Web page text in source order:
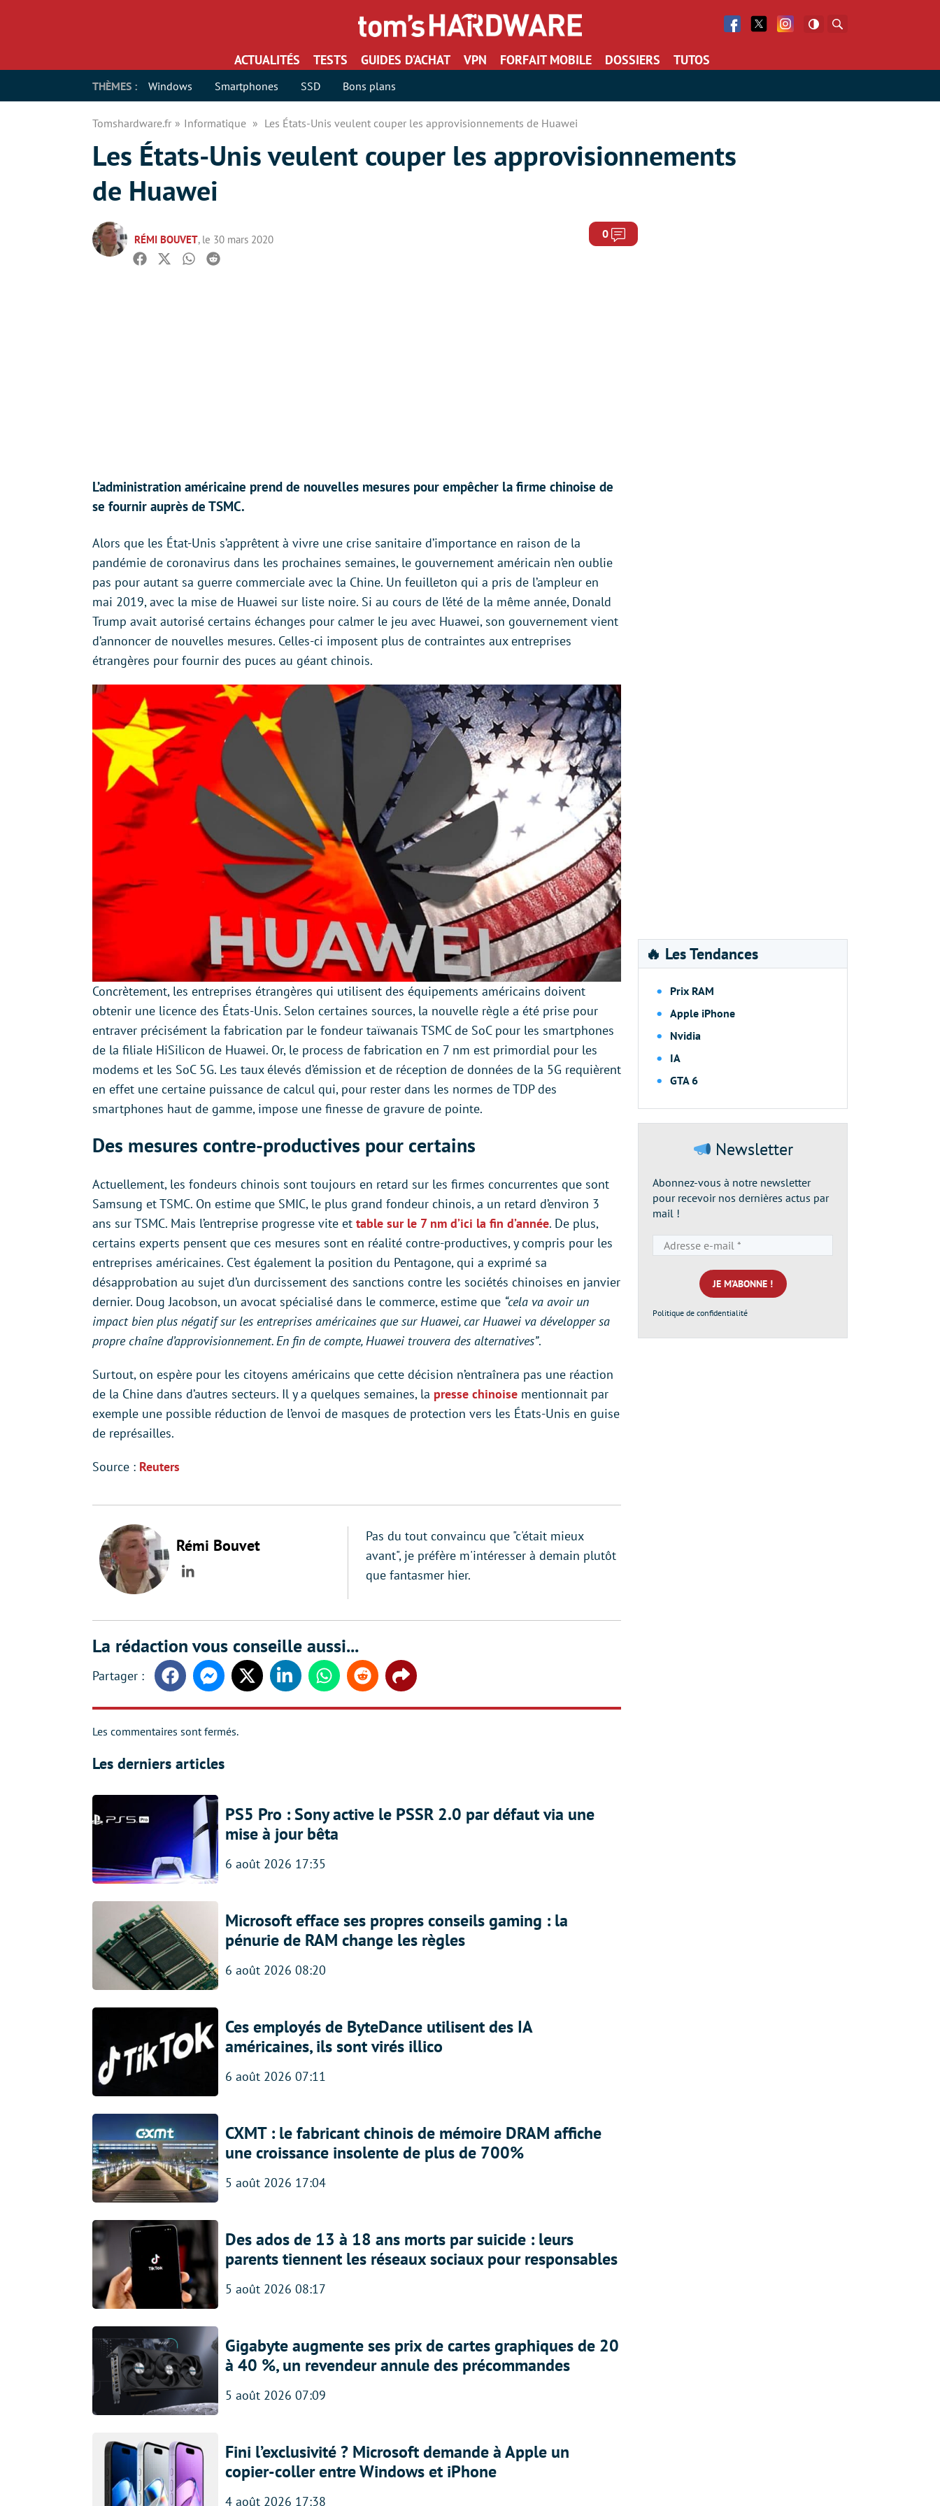
Facebook
Twitter Facebook
ACTUALITÉS TESTS GUIDES D’ACHAT VPN FORFAIT MOBILE DOSSIERS TUTOS
THÈMES : Windows Smartphones SSD Bons plans
Tomshardware.fr Informatique Les États-Unis veulent couper les approvisionnements de Huawei
Les États-Unis veulent couper les approvisionnements
de Huawei
RÉMI BOUVET, le 30 mars 2020 0 Commentaires
Facebook
TwitterWhatsapp
Reddit
L’administration américaine prend de nouvelles mesures pour empêcher la firme chinoise de
se fournir auprès de TSMC.
Alors que les État-Unis s’apprêtent à vivre une crise sanitaire d’importance en raison de la
pandémie de coronavirus dans les prochaines semaines, le gouvernement américain n’en oublie
pas pour autant sa guerre commerciale avec la Chine. Un feuilleton qui a pris de l’ampleur en
mai 2019, avec la mise de Huawei sur liste noire. Si au cours de l’été de la même année, Donald
Trump avait autorisé certains échanges pour calmer le jeu avec Huawei, son gouvernement vient
d’annoncer de nouvelles mesures. Celles-ci imposent plus de contraintes aux entreprises
étrangères pour fournir des puces au géant chinois.
Concrètement, les entreprises étrangères qui utilisent des équipements américains doivent
obtenir une licence des États-Unis. Selon certaines sources, la nouvelle règle a été prise pour
entraver précisément la fabrication par le fondeur taïwanais TSMC de SoC pour les smartphones
de la filiale HiSilicon de Huawei. Or, le process de fabrication en 7 nm est primordial pour les
modems et les SoC 5G. Les taux élevés d’émission et de réception de données de la 5G requièrent
en effet une certaine puissance de calcul qui, pour rester dans les normes de TDP des
smartphones haut de gamme, impose une finesse de gravure de pointe.
Des mesures contre-productives pour certains
Actuellement, les fondeurs chinois sont toujours en retard sur les firmes concurrentes que sont
Samsung et TSMC. On estime que SMIC, le plus grand fondeur chinois, a un retard d’environ 3
ans sur TSMC. Mais l’entreprise progresse vite et table sur le 7 nm d’ici la fin d’année. De plus,
certains experts pensent que ces mesures sont en réalité contre-productives, y compris pour les
entreprises américaines. C’est également la position du Pentagone, qui a exprimé sa
désapprobation au sujet d’un durcissement des sanctions contre les sociétés chinoises en janvier
dernier. Doug Jacobson, un avocat spécialisé dans le commerce, estime que “cela va avoir un
impact bien plus négatif sur les entreprises américaines que sur Huawei, car Huawei va développer sa
propre chaîne d’approvisionnement. En fin de compte, Huawei trouvera des alternatives”.
Surtout, on espère pour les citoyens américains que cette décision n’entraînera pas une réaction
de la Chine dans d’autres secteurs. Il y a quelques semaines, la presse chinoise mentionnait par
exemple une possible réduction de l’envoi de masques de protection vers les États-Unis en guise
de représailles.
Source : Reuters
Rémi Bouvet
LinkedIn
Pas du tout convaincu que "c'était mieux
avant", je préfère m'intéresser à demain plutôt
que fantasmer hier.
La rédaction vous conseille aussi...
FacebookMessengerTwitter LinkedinWhatsappReddit Share
Les commentaires sont fermés.
Les derniers articles
PS5 Pro : Sony active le PSSR 2.0 par défaut via une
mise à jour bêta
6 août 2026 17:35
Microsoft efface ses propres conseils gaming : la
pénurie de RAM change les règles
6 août 2026 08:20
Ces employés de ByteDance utilisent des IA
américaines, ils sont virés illico
6 août 2026 07:11
CXMT : le fabricant chinois de mémoire DRAM affiche
une croissance insolente de plus de 700%
5 août 2026 17:04
Des ados de 13 à 18 ans morts par suicide : leurs
parents tiennent les réseaux sociaux pour responsables
5 août 2026 08:17
Gigabyte augmente ses prix de cartes graphiques de 20
à 40 %, un revendeur annule des précommandes
5 août 2026 07:09
Fini l’exclusivité ? Microsoft demande à Apple un
copier-coller entre Windows et iPhone
4 août 2026 17:38
🔥 Les Tendances
Prix RAM
Apple iPhone
Nvidia
IA
GTA 6
Newsletter
Abonnez-vous à notre newsletter
pour recevoir nos dernières actus par
mail !
e-
mail
*
Politique de confidentialité